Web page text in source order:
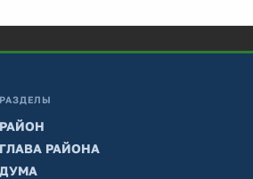
РАЗДЕЛЫ
РАЙОН
ГЛАВА РАЙОНА
ДУМА